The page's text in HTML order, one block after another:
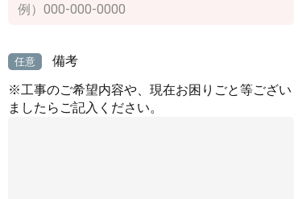
任意
備考
※工事のご希望内容や、現在お困りごと等ござい
ましたらご記入ください。